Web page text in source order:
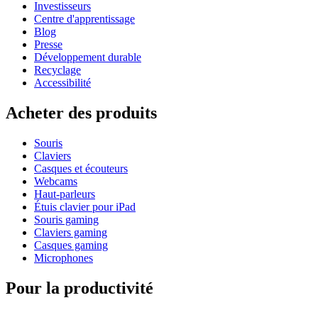
Investisseurs
Centre d'apprentissage
Blog
Presse
Développement durable
Recyclage
Accessibilité
Acheter des produits
Souris
Claviers
Casques et écouteurs
Webcams
Haut-parleurs
Étuis clavier pour iPad
Souris gaming
Claviers gaming
Casques gaming
Microphones
Pour la productivité